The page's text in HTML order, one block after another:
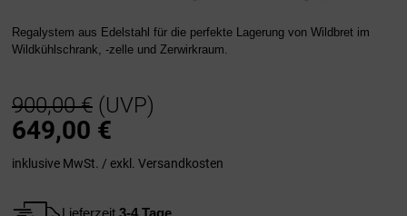
Regalystem aus Edelstahl für die perfekte Lagerung von Wildbret im
Wildkühlschrank, -zelle und Zerwirkraum.
900,00 € (UVP)
649,00 €
inklusive MwSt. / exkl. Versandkosten
Lieferzeit 3-4 Tage